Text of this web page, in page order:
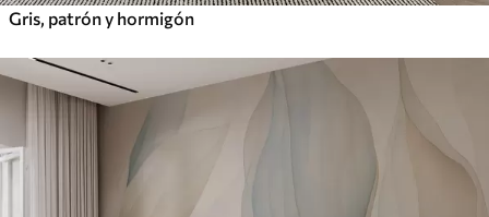
Gris, patrón y hormigón